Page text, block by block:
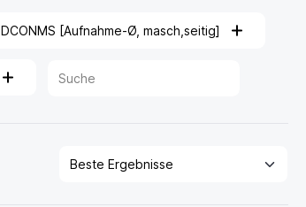
DCONMS [Aufnahme-Ø, masch,seitig]